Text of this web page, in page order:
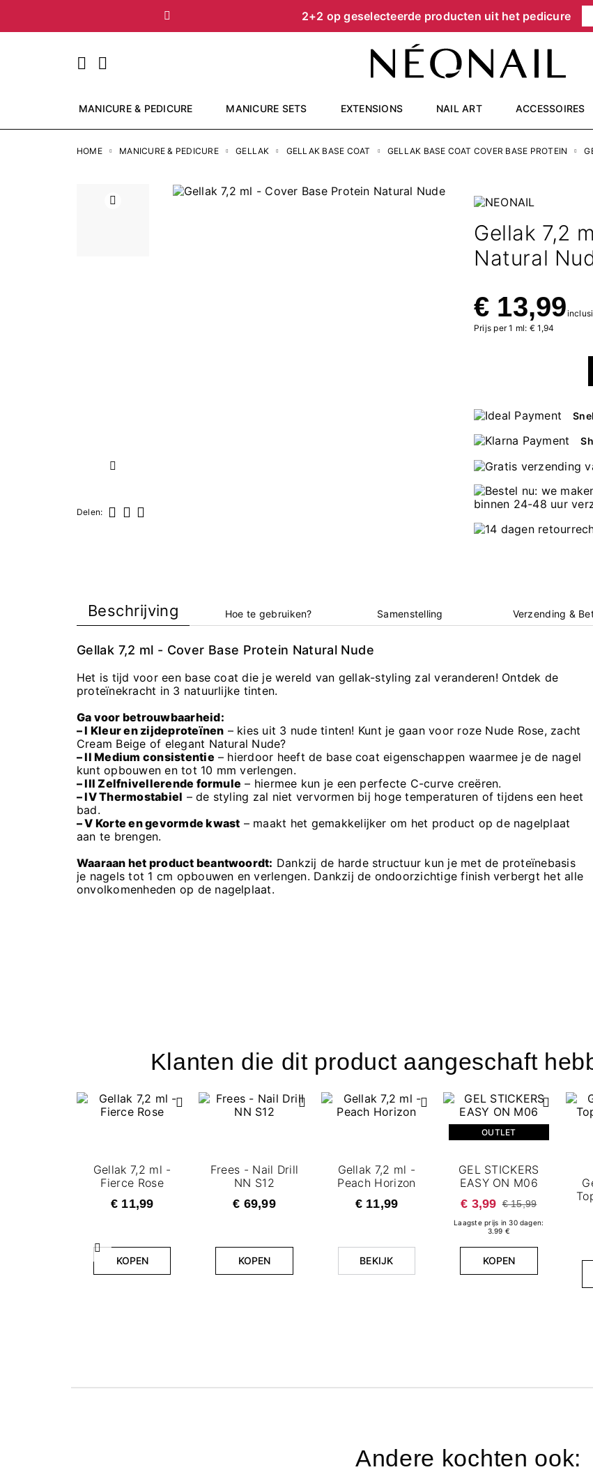
2+2 op geselecteerde producten uit het pedicure
Vorige
MANICURE & PEDICURE MANICURE SETS EXTENSIONS NAIL ART ACCESSOIRES
HOME MANICURE & PEDICURE GELLAK GELLAK BASE COAT GELLAK BASE COAT COVER BASE PROTEIN
Vorige
Volgende
Delen:
Gellak 7,2
Natural
€ 13,99
Prijs per 1 ml: € 1,94
Beschrijving Hoe te gebruiken? Samenstelling Verzending &
Gellak 7,2 ml - Cover Base Protein Natural Nude
Het is tijd voor een base coat die je wereld van gellak-styling zal veranderen! Ontdek de
proteïnekracht in 3 natuurlijke tinten.
Ga voor betrouwbaarheid:
– I Kleur en zijdeproteïnen – kies uit 3 nude tinten! Kunt je gaan voor roze Nude Rose, zacht
Cream Beige of elegant Natural Nude?
– II Medium consistentie – hierdoor heeft de base coat eigenschappen waarmee je de nagel
kunt opbouwen en tot 10 mm verlengen.
– III Zelfnivellerende formule – hiermee kun je een perfecte C-curve creëren.
– IV Thermostabiel – de styling zal niet vervormen bij hoge temperaturen of tijdens een heet
bad.
– V Korte en gevormde kwast – maakt het gemakkelijker om het product op de nagelplaat
aan te brengen.
Waaraan het product beantwoordt: Dankzij de harde structuur kun je met de proteïnebasis
je nagels tot 1 cm opbouwen en verlengen. Dankzij de ondoorzichtige finish verbergt het alle
onvolkomenheden op de nagelplaat.
Klanten die dit product aangeschaft
Vorige
Gellak 7,2 ml -
Fierce Rose
€ 11,99
KOPEN
Frees - Nail Drill
NN S12
€ 69,99
KOPEN
Gellak 7,2 ml -
Peach Horizon
€ 11,99
BEKIJK
OUTLET
GEL STICKERS
EASY ON M06
€ 3,99 € 15,99
Laagste prijs in 30 dagen:
3.99 €
KOPEN
Andere kochten ook: